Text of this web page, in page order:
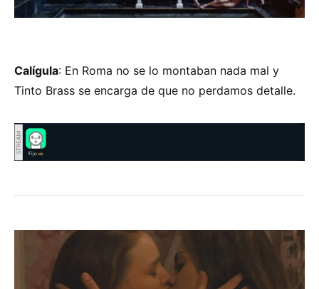
Calígula: En Roma no se lo montaban nada mal y
Tinto Brass se encarga de que no perdamos detalle.